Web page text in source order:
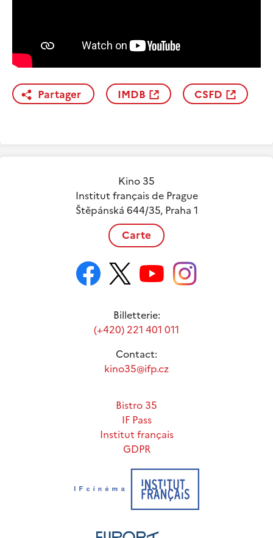
Partager IMDB CSFD
Kino 35
Institut français de Prague
Štěpánská 644/35, Praha 1
Carte
Billetterie:
(+420) 221 401 011
Contact:
kino35@ifp.cz
Bistro 35
IF Pass
Institut français
GDPR